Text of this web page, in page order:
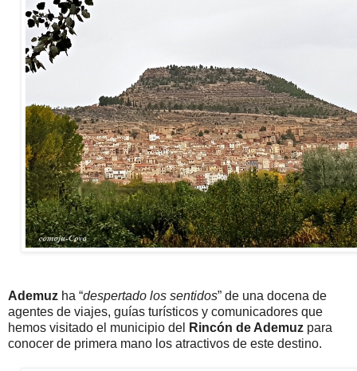
Ademuz ha “despertado los sentidos” de una docena de
agentes de viajes, guías turísticos y comunicadores que
hemos visitado el municipio del
Rincón de Ademuz para
conocer de primera mano los atractivos de este destino.